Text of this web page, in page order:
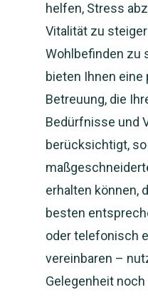
helfen, Stress
Vitalität zu
Wohlbefinden zu
bieten Ihnen eine
Betreuung, die
Bedürfnisse und
berücksichtigt,
erhalten können,
besten
oder telefonisch
vereinbaren –
Gelegenheit noch